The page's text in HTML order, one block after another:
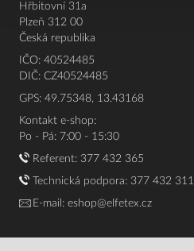
Hřbitovní 31a
Plzeň 312 00
Česká republika
IČO: 40524485
DIČ: CZ40524485
GPS: 49.75348, 13.43168
Kontakt e-shop:
Po - Pá: 7:00 - 15:30
Referent: 377 432 365
Technická podpora: 377 432 311
E-mail: eshop@elfetex.cz